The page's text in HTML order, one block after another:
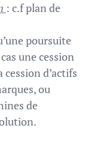
: c.f plan de
poursuite
une cession
cession d’actifs
ou
de